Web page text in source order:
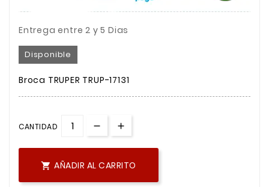
Entrega entre 2 y 5 Dias
Disponible
Broca TRUPER TRUP-17131
CANTIDAD
 AÑADIR AL CARRITO